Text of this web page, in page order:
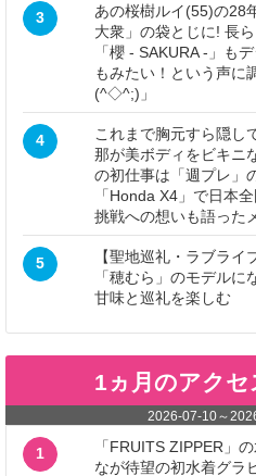
3
あの桜樹ルイ(55)の28
大衆」の袋とじに! 長
「櫻 - SAKURA -」も
もみたい！という声に
(^◇^;)」
4
これまで胸元すら隠し
那が美ボディをビキニ
の初仕事は「週プレ」
「Honda X4」で日本
挑戦への想いも語った
5
【聖地巡礼・ラブラ
「穂むら」のモデル
甘味と巡礼を楽しむ
1ヵ月のアク
2026-07-10～
1
「FRUITS ZIPPER」
なが待望の初水着グラ